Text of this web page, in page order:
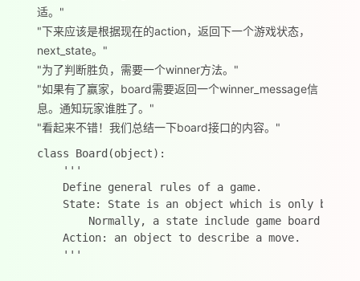
适。"
"下来应该是根据现在的action，返回下一个游戏状态，
next_state。"
"为了判断胜负，需要一个winner方法。"
"如果有了赢家，board需要返回一个winner_message信
息。通知玩家谁胜了。"
"看起来不错！我们总结一下board接口的内容。"
class Board(object):
    '''
    Define general rules of a game.
State: State is an object which is only be
Normally, a state include game board
    Action: an object to describe a move.
    '''